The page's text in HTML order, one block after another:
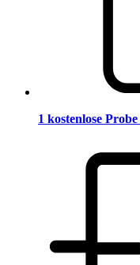
1 kostenlose Probe